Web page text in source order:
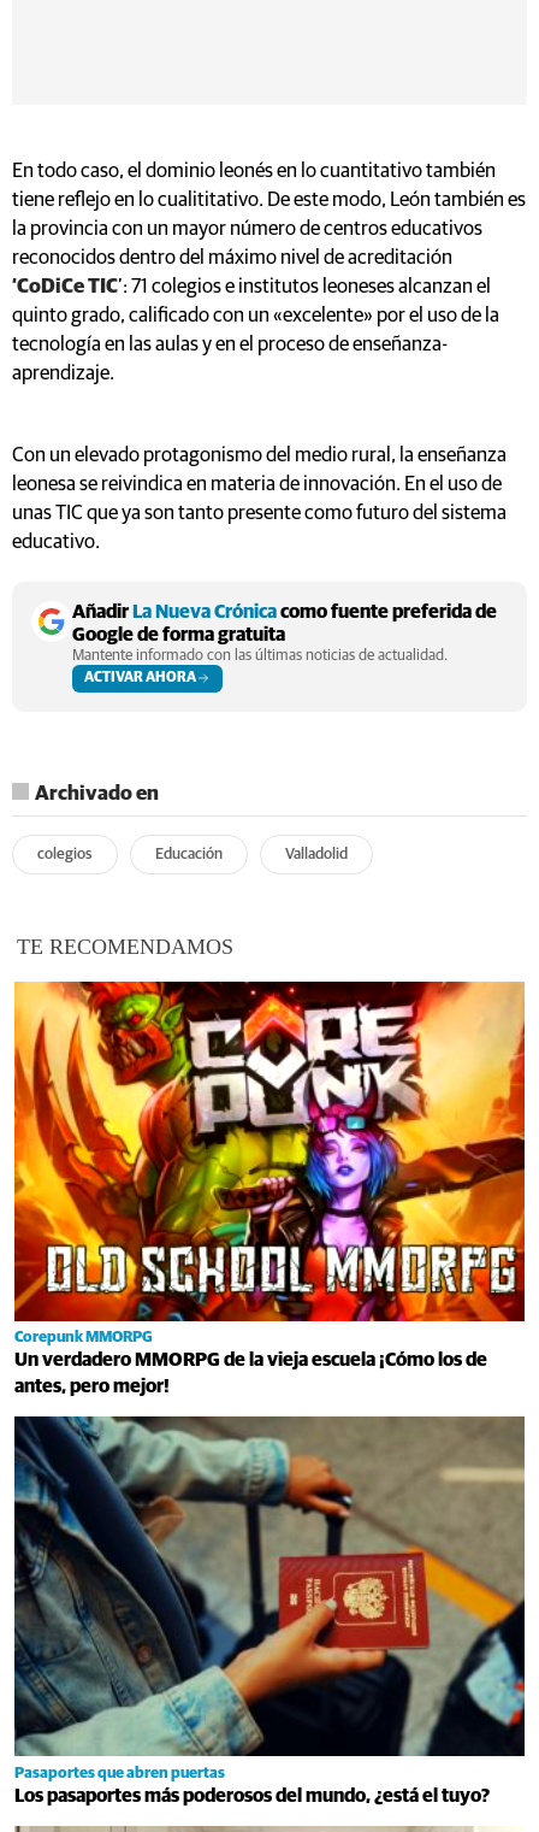
En todo caso, el dominio leonés en lo cuantitativo también
tiene reflejo en lo cualititativo. De este modo, León también es
la provincia con un mayor número de centros educativos
reconocidos dentro del máximo nivel de acreditación
‘CoDiCe TIC’: 71 colegios e institutos leoneses alcanzan el
quinto grado, calificado con un «excelente» por el uso de la
tecnología en las aulas y en el proceso de enseñanza-
aprendizaje.
Con un elevado protagonismo del medio rural, la enseñanza
leonesa se reivindica en materia de innovación. En el uso de
unas TIC que ya son tanto presente como futuro del sistema
educativo.
AñadirLa Nueva Crónicacomo fuente preferida de
Google de forma gratuita
Mantente informado con las últimas noticias de actualidad.
ACTIVAR AHORA
Archivado en
colegios Educación Valladolid
TE RECOMENDAMOS
Corepunk MMORPG
Un verdadero MMORPG de la vieja escuela ¡Cómo los de
antes, pero mejor!
Pasaportes que abren puertas
Los pasaportes más poderosos del mundo, ¿está el tuyo?